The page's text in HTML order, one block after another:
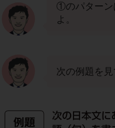
①のパターン
よ。
次の例題を見